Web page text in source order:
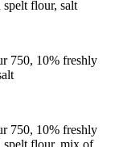
flour, salt
750, 10% freshly
750, 10% freshly
spelt flour, mix of